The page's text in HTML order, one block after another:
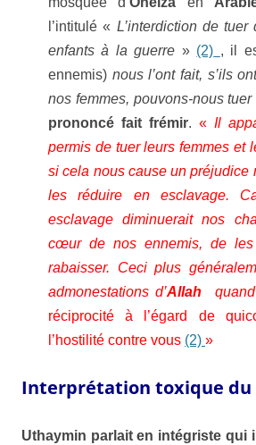
l’intitulé « L’interdiction de
enfants à la guerre » (2) , il
ennemis) nous l’ont fait, s’ils
nos femmes, pouvons-nous
prononcé fait frémir. « Il
permis de tuer leurs femmes et
si cela nous cause un préjudice
les réduire en esclavage.
esclavage diminuerait nos
cœur de nos ennemis, de
rabaisser. Ceci plus
admonestations d’Allah
réciprocité à l’égard de
l’hostilité contre vous (2) »
Interprétation toxique du
Uthaymin parlait en intégriste qui